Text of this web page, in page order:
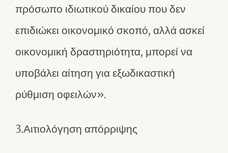
πρόσωπο ιδιωτικού δικαίου που δεν
επιδιώκει οικονομικό σκοπό, αλλά ασκεί
οικονομική δραστηριότητα, μπορεί να
υποβάλει αίτηση για εξωδικαστική
ρύθμιση οφειλών».
3.Αιτιολόγηση απόρριψης